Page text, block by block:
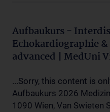
Aufbaukurs -
Echokardiographie
advanced | MedUni
...Sorry, this content is
Aufbaukurs 2026
1090 Wien, Van Swieten